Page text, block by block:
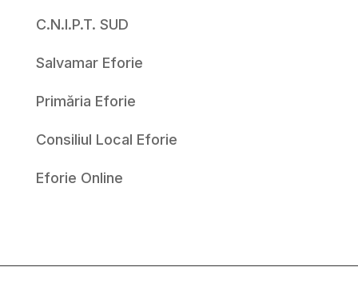
C.N.I.P.T. SUD
Salvamar Eforie
Primăria Eforie
Consiliul Local Eforie
Eforie Online